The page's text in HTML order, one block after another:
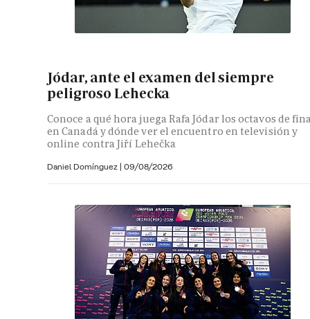
Jódar, ante el examen del siempre
peligroso Lehecka
Conoce a qué hora juega Rafa Jódar los octavos de
en Canadá y dónde ver el encuentro en televisión y
online contra Jiří Lehečka
Daniel Domínguez | 09/08/2026